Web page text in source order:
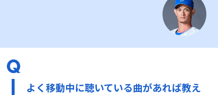
よく移動中に聴いている曲があれば教え